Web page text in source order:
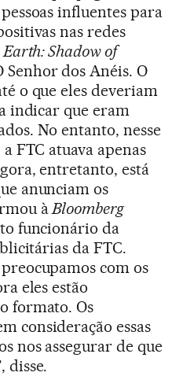
influentes para
nas redes
Shadow of
Senhor dos Anéis. O
o que eles deveriam
indicar que eram
No entanto, nesse
FTC atuava apenas
entretanto, está
anunciam os
à Bloomberg
funcionário da
da FTC.
com os
eles estão
formato. Os
consideração essas
nos assegurar de que
disse.